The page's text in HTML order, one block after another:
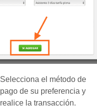
Selecciona el método de
pago de su preferencia y
realice la transacción.